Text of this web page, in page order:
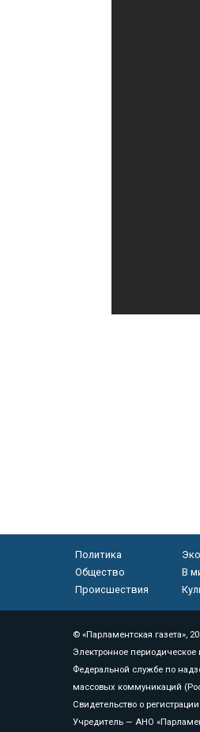
Политика
Общество
В
Происшествия
© «Парламентская газета»,
Электронное периодическое
Федеральной службе по
массовых коммуникаций
Свидетельство о
Учредитель — АНО